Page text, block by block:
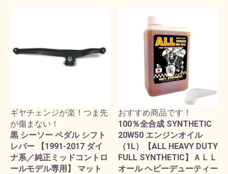
ギヤチェンジが楽！つま先
が傷まない！
黒 シーソー ペダル シフト
レバー 【1991-2017 ダイ
ナ系／純正ミッドコントロ
ールモデル専用】 マット
おすすめ商品です！
100％全合成 SYNTHETIC
20W50 エンジンオイル
（1L）【ALL HEAVY DUTY
FULL SYNTHETIC】ＡＬＬ
オール ヘビーデューティー